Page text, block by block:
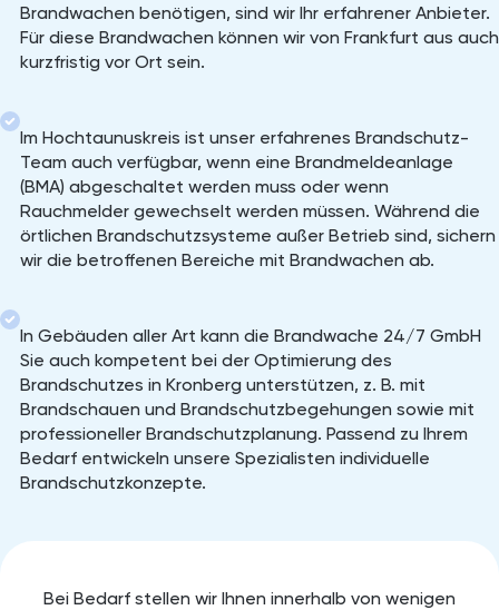
Brandwachen benötigen, sind wir Ihr erfahrener Anbieter.
Für diese Brandwachen können wir von Frankfurt aus auch
kurzfristig vor Ort sein.
Im Hochtaunuskreis ist unser erfahrenes Brandschutz-
Team auch verfügbar, wenn eine Brandmeldeanlage
(BMA) abgeschaltet werden muss oder wenn
Rauchmelder gewechselt werden müssen. Während die
örtlichen Brandschutzsysteme außer Betrieb sind, sichern
wir die betroffenen Bereiche mit Brandwachen ab.
In Gebäuden aller Art kann die Brandwache 24/7 GmbH
Sie auch kompetent bei der Optimierung des
Brandschutzes in Kronberg unterstützen, z. B. mit
Brandschauen und Brandschutzbegehungen sowie mit
professioneller Brandschutzplanung. Passend zu Ihrem
Bedarf entwickeln unsere Spezialisten individuelle
Brandschutzkonzepte.
Bei Bedarf stellen wir Ihnen innerhalb von wenigen